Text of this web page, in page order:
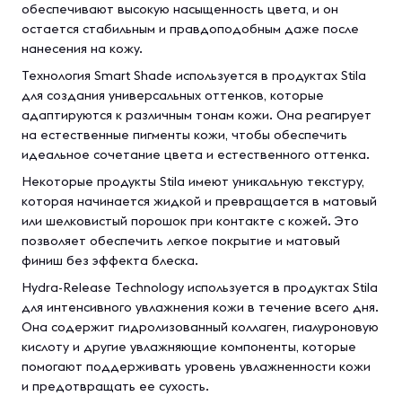
обеспечивают высокую насыщенность цвета, и он
остается стабильным и правдоподобным даже после
нанесения на кожу.
Технология Smart Shade используется в продуктах Stila
для создания универсальных оттенков, которые
адаптируются к различным тонам кожи. Она реагирует
на естественные пигменты кожи, чтобы обеспечить
идеальное сочетание цвета и естественного оттенка.
Некоторые продукты Stila имеют уникальную текстуру,
которая начинается жидкой и превращается в матовый
или шелковистый порошок при контакте с кожей. Это
позволяет обеспечить легкое покрытие и матовый
финиш без эффекта блеска.
Hydra-Release Technology используется в продуктах Stila
для интенсивного увлажнения кожи в течение всего дня.
Она содержит гидролизованный коллаген, гиалуроновую
кислоту и другие увлажняющие компоненты, которые
помогают поддерживать уровень увлажненности кожи
и предотвращать ее сухость.